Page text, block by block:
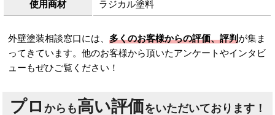
使用商材 ラジカル塗料
外壁塗装相談窓口には、多くのお客様からの評価、評判が集ま
ってきています。他のお客様から頂いたアンケートやインタビ
ューもぜひご覧ください！
プロ からも高い評価をいただいております！